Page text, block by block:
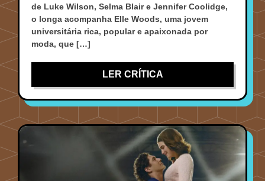
de Luke Wilson, Selma Blair e Jennifer Coolidge,
o longa acompanha Elle Woods, uma jovem
universitária rica, popular e apaixonada por
moda, que […]
LER CRÍTICA